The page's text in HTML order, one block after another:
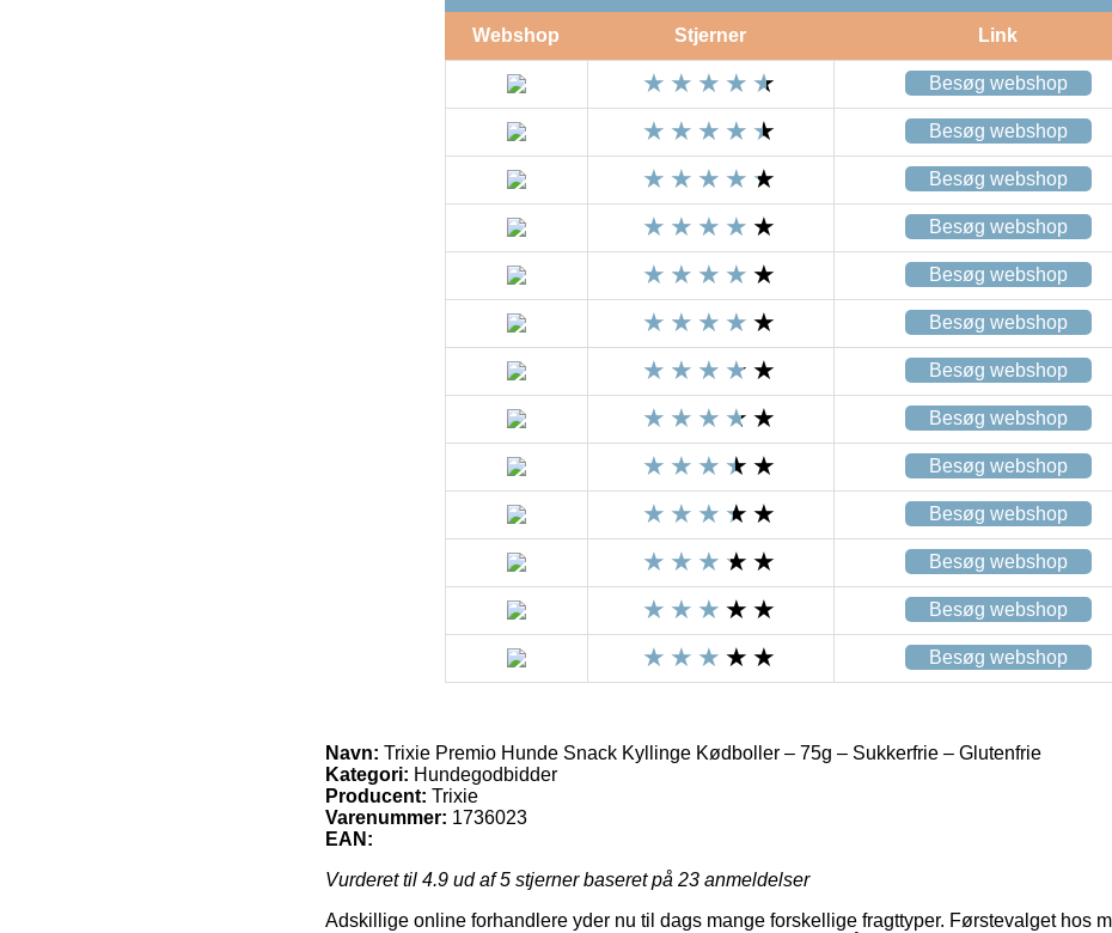
Webshop Stjerner Link
Besøg webshop
Besøg webshop
Besøg webshop
Besøg webshop
Besøg webshop
Besøg webshop
Besøg webshop
Besøg webshop
Besøg webshop
Besøg webshop
Besøg webshop
Besøg webshop
Besøg webshop
Navn: Trixie Premio Hunde Snack Kyllinge Kødboller – 75g – Sukkerfrie – Glutenfrie
Kategori: Hundegodbidder
Producent: Trixie
Varenummer: 1736023
EAN:
Vurderet til 4.9 ud af 5 stjerner baseret på 23 anmeldelser
Adskillige online forhandlere yder nu til dags mange forskellige fragttyper. Førstevalget hos